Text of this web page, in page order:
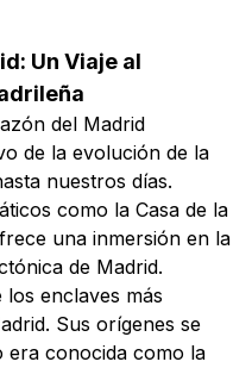
Un Viaje al
del Madrid
de la evolución de la
nuestros días.
como la Casa de la
una inmersión en la
de Madrid.
los enclaves más
Sus orígenes se
era conocida como la